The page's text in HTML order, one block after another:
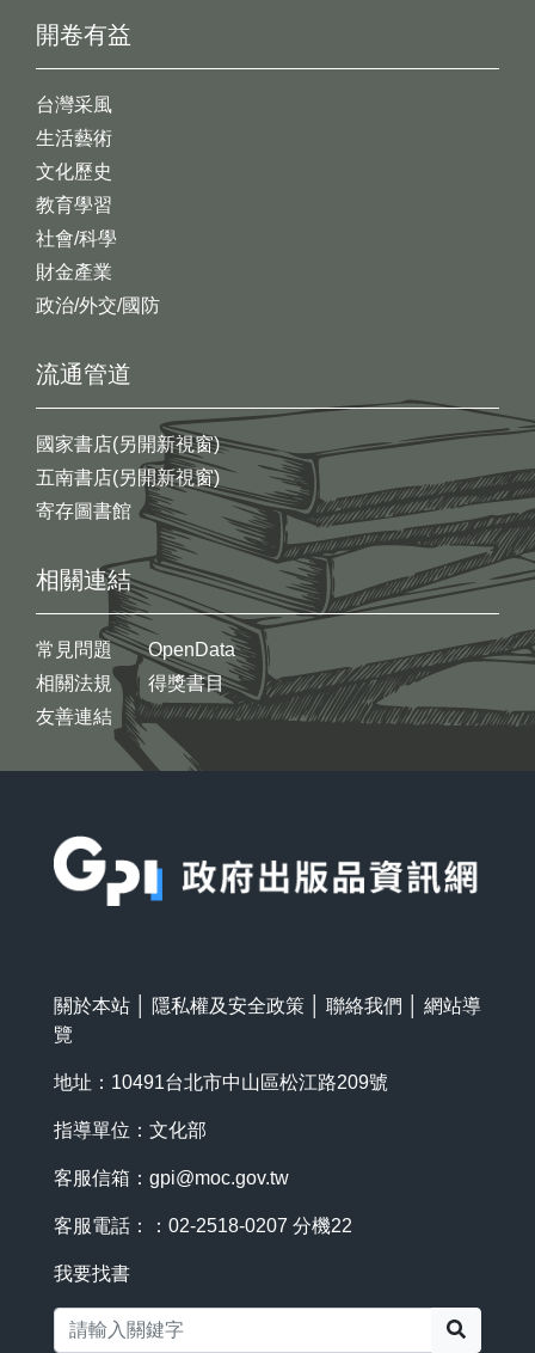
開卷有益
台灣采風
生活藝術
文化歷史
教育學習
社會/科學
財金產業
政治/外交/國防
流通管道
國家書店(另開新視窗)
五南書店(另開新視窗)
寄存圖書館
相關連結
常見問題
相關法規
友善連結
OpenData
得獎書目
關於本站 隱私權及安全政策 聯絡我們
網站導
覽
地址：10491台北市中山區松江路209號
指導單位：文化部
客服信箱： gpi@moc.gov.tw
客服電話：：02-2518-0207 分機22
我要找書